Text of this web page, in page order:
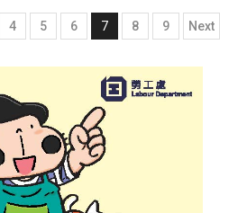
4 5 6 7 8 9 Next